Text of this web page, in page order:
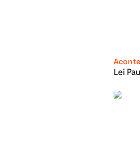
Lei